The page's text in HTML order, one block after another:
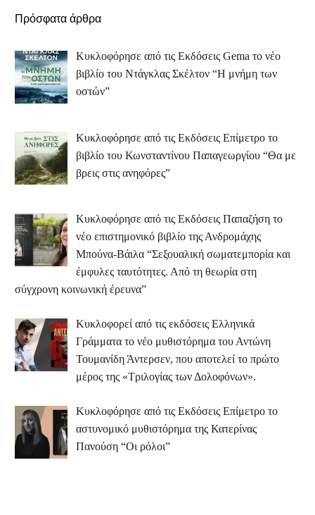
Πρόσφατα άρθρα
Κυκλοφόρησε από τις Εκδόσεις Gema το νέο
βιβλίο του Ντάγκλας Σκέλτον “Η μνήμη των
οστών”
Κυκλοφόρησε από τις Εκδόσεις Επίμετρο το
βιβλίο του Κωνσταντίνου Παπαγεωργίου “Θα με
βρεις στις ανηφόρες”
Κυκλοφόρησε από τις Εκδόσεις Παπαζήση το
νέο επιστημονικό βιβλίο της Ανδρομάχης
Μπούνα-Βάιλα “Σεξουαλική σωματεμπορία και
έμφυλες ταυτότητες. Από τη θεωρία στη
σύγχρονη κοινωνική έρευνα”
Κυκλοφορεί από τις εκδόσεις Ελληνικά
Γράμματα το νέο μυθιστόρημα του Αντώνη
Τουμανίδη Άντερσεν, που αποτελεί το πρώτο
μέρος της «Τριλογίας των Δολοφόνων».
Κυκλοφόρησε από τις Εκδόσεις Επίμετρο το
αστυνομικό μυθιστόρημα της Κατερίνας
Πανούση “Οι ρόλοι”